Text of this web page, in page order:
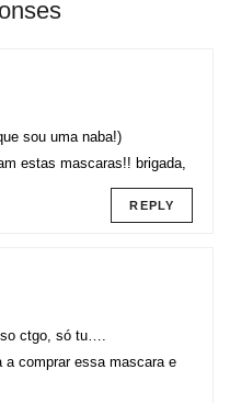
sou uma naba!)
estas mascaras!! brigada,
REPLY
ctgo, só tu….
a comprar essa mascara e